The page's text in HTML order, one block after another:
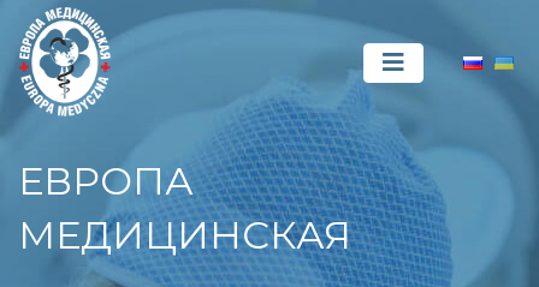
ЕВРОПА
МЕДИЦИНСКАЯ